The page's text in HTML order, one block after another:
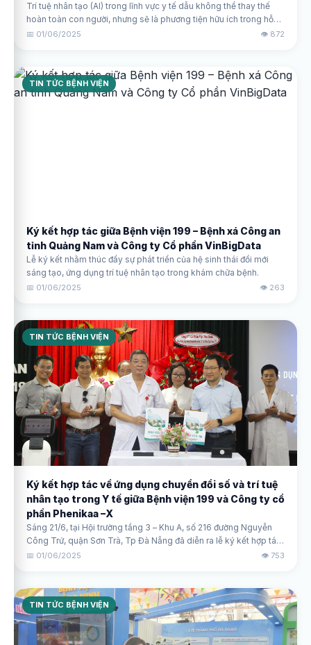
Trí tuệ nhân tạo (AI) trong lĩnh vực y tế dẫu không thể thay thế
hoàn toàn con người, nhưng sẽ là phương tiện hữu ích trong hỗ
trợ, nâng cao dịch vụ chăm sóc sức khỏe.
📅 01/06/2025 👁️ 872
TIN TỨC BỆNH VIỆN
Ký kết hợp tác giữa Bệnh viện 199 – Bệnh xá Công an
tỉnh Quảng Nam và Công ty Cổ phần VinBigData
Lễ ký kết nhằm thúc đẩy sự phát triển của hệ sinh thái đổi mới
sáng tạo, ứng dụng trí tuệ nhân tạo trong khám chữa bệnh.
📅 01/06/2025 👁️ 263
TIN TỨC BỆNH VIỆN
Ký kết hợp tác về ứng dụng chuyển đổi số và trí tuệ
nhân tạo trong Y tế giữa Bệnh viện 199 và Công ty cổ
phần Phenikaa –X
Sáng 21/6, tại Hội trường tầng 3 – Khu A, số 216 đường Nguyễn
Công Trứ, quận Sơn Trà, Tp Đà Nẵng đã diễn ra lễ ký kết hợp tác
về ứng dụng chuyển đổi số và trí tuệ nhân tạo trong Y tế giữa
📅 01/06/2025 👁️ 753
TIN TỨC BỆNH VIỆN